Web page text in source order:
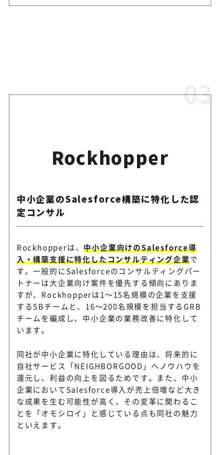
Rockhopper
中小企業のSalesforce構築に特化した認
定コンサル
Rockhopperは、中小企業向けのSalesforce導
入・構築支援に特化したコンサルティング企業で
す。一般的にSalesforceのコンサルティングパー
トナーは大企業向け案件を優先する傾向にありま
すが、Rockhopperは1～15名規模の企業を支援
するSBチームと、16～200名規模を担当するGRB
チームを編成し、中小企業の業務改善に特化して
います。
同社が中小企業に特化している理由は、将来的に
自社サービス「NEIGHBORGOOD」へノウハウを
還元し、利益の向上を図るためです。また、中小
企業においてSalesforce導入が売上倍増など大き
な成果を生む可能性が高く、その変革に関わるこ
とを「オモシロイ」と感じている点も同社の魅力
といえます。